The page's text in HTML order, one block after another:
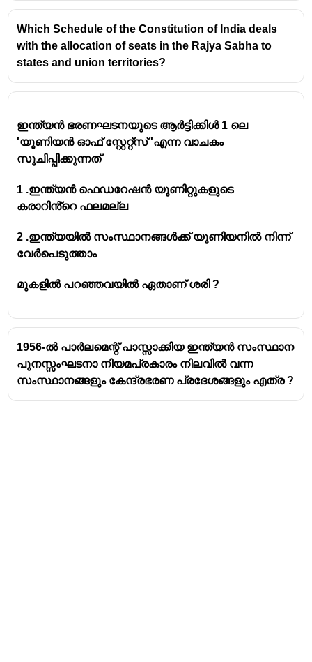
Which Schedule of the Constitution of India deals
with the allocation of seats in the Rajya Sabha to
states and union territories?
ഇന്ത്യൻ ഭരണഘടനയുടെ ആർട്ടിക്കിൾ 1 ലെ
'യൂണിയൻ ഓഫ് സ്റ്റേറ്റ്സ് 'എന്ന വാചകം
സൂചിപ്പിക്കുന്നത്
1 .ഇന്ത്യൻ ഫെഡറേഷൻ യൂണിറ്റുകളുടെ
കരാറിൻ്റെ ഫലമല്ല
2 .ഇന്ത്യയിൽ സംസ്ഥാനങ്ങൾക്ക് യൂണിയനിൽ നിന്ന്
വേർപെടുത്താം
മുകളിൽ പറഞ്ഞവയിൽ ഏതാണ് ശരി ?
1956-ൽ പാർലമെന്റ് പാസ്സാക്കിയ ഇന്ത്യൻ സംസ്ഥാന
പുനസ്സംഘടനാ നിയമപ്രകാരം നിലവിൽ വന്ന
സംസ്ഥാനങ്ങളും കേന്ദ്രഭരണ പ്രദേശങ്ങളും എത്ര ?